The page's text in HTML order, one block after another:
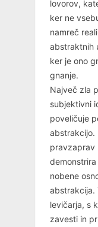
lovorov,
ker ne
namreč
abstraktnih
ker je ono
gnanje.
Največ zla
subjektivni
poveličuje
abstrakcijo.
pravzaprav
nobene
abstrakcija.
levičarja, s
zavesti in